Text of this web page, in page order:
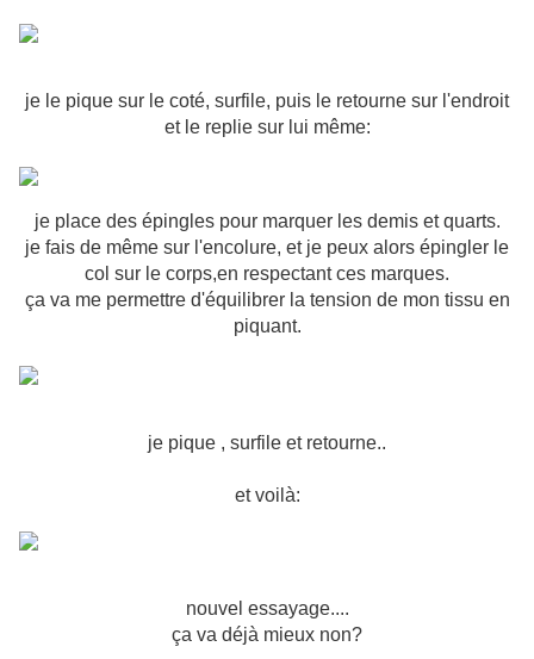
je le pique sur le coté, surfile, puis le retourne sur l'endroit
et le replie sur lui même:
je place des épingles pour marquer les demis et quarts.
je fais de même sur l'encolure, et je peux alors épingler le
col sur le corps,en respectant ces marques.
ça va me permettre d'équilibrer la tension de mon tissu en
piquant.
je pique , surfile et retourne..
et voilà:
nouvel essayage....
ça va déjà mieux non?